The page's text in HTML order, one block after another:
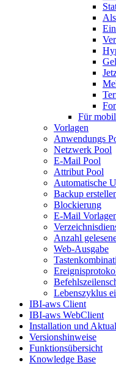
Für
Vorlagen
Anwendungs
Netzwerk Pool
E-Mail Pool
Attribut Pool
Automatische
Backup
Blockierung
E-Mail
Anzahl
Web-Ausgabe
Lebenszyklus
IBI-aws Client
IBI-aws WebClient
Installation und
Versionshinweise
Funktionsübersicht
Knowledge Base